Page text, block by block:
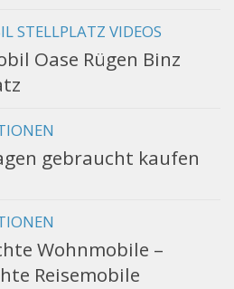
STELLPLATZ VIDEOS
Oase Rügen Binz
gebraucht kaufen
Wohnmobile –
Reisemobile